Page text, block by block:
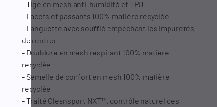
- Tige en mesh anti-humidité et TPU
- Lacets et passants 100% matière recyclée
- Languette avec soufflé empêchant les impuretés
de rentrer
- Doublure en mesh respirant 100% matière
recyclée
- Semelle de confort en mesh 100% matière
recyclée
- Traité Cleansport NXT™, contrôle naturel des